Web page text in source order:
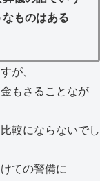
ものはある
が、
もさることなが
較にならないでし
ての警備に